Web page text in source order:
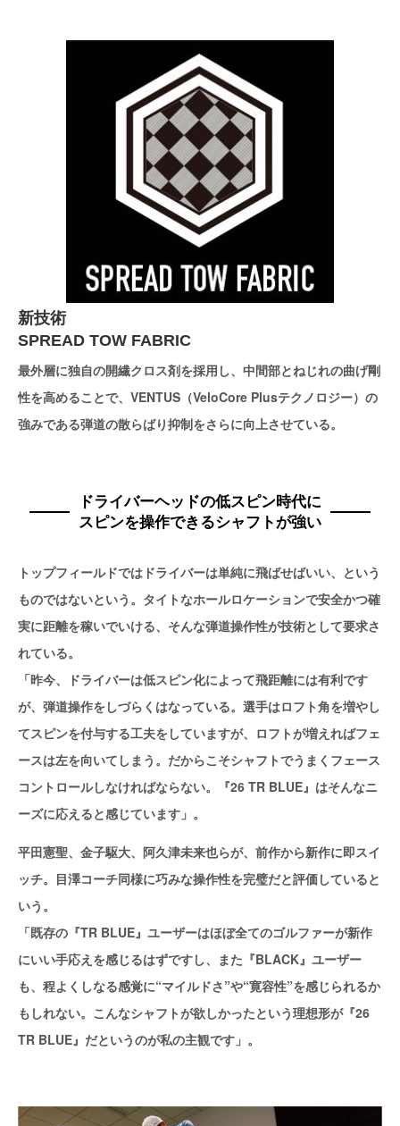
新技術
SPREAD TOW FABRIC
最外層に独自の開繊クロス剤を採用し、中間部とねじれの曲げ剛
性を高めることで、VENTUS（VeloCore Plusテクノロジー）の
強みである弾道の散らばり抑制をさらに向上させている。
ドライバーヘッドの低スピン時代に
スピンを操作できるシャフトが強い
トップフィールドではドライバーは単純に飛ばせばいい、という
ものではないという。タイトなホールロケーションで安全かつ確
実に距離を稼いでいける、そんな弾道操作性が技術として要求さ
れている。
「昨今、ドライバーは低スピン化によって飛距離には有利です
が、弾道操作をしづらくはなっている。選手はロフト角を増やし
てスピンを付与する工夫をしていますが、ロフトが増えればフェ
ースは左を向いてしまう。だからこそシャフトでうまくフェース
コントロールしなければならない。『26 TR BLUE』はそんなニ
ーズに応えると感じています」。
平田憲聖、金子駆大、阿久津未来也らが、前作から新作に即スイ
ッチ。目澤コーチ同様に巧みな操作性を完璧だと評価していると
いう。
「既存の『TR BLUE』ユーザーはほぼ全てのゴルファーが新作
にいい手応えを感じるはずですし、また『BLACK』ユーザー
も、程よくしなる感覚に“マイルドさ”や“寛容性”を感じられるか
もしれない。こんなシャフトが欲しかったという理想形が『26
TR BLUE』だというのが私の主観です」。